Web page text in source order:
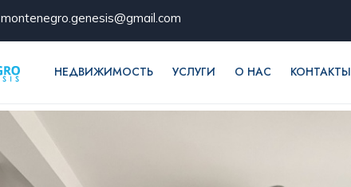
montenegro.genesis@gmail.com
НЕДВИЖИМОСТЬ УСЛУГИ О НАС КОНТАКТЫ